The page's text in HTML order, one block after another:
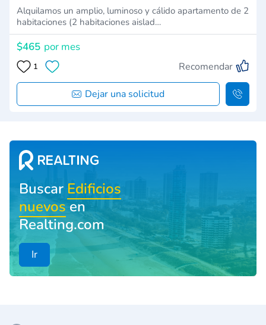
Alquilamos un amplio, luminoso y cálido apartamento de 2
habitaciones (2 habitaciones aislad…
$465 por mes
1 Recomendar
Dejar una solicitud
Buscar Edificios
nuevosen
Realting.com
Ir